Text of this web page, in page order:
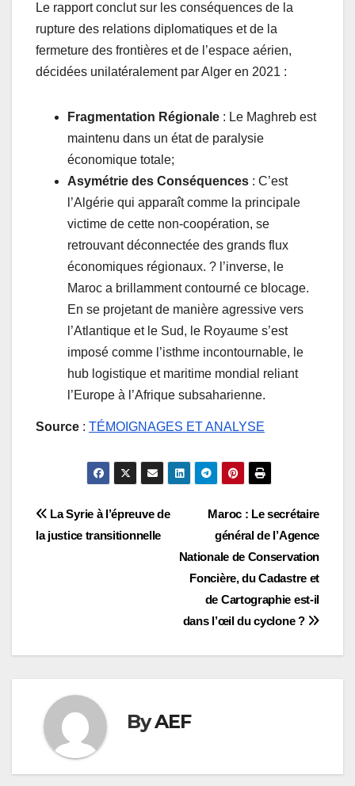
Le rapport conclut sur les conséquences de la
rupture des relations diplomatiques et de la
fermeture des frontières et de l’espace aérien,
décidées unilatéralement par Alger en 2021 :
Fragmentation Régionale : Le Maghreb est
maintenu dans un état de paralysie
économique totale;
Asymétrie des Conséquences : C’est
l’Algérie qui apparaît comme la principale
victime de cette non-coopération, se
retrouvant déconnectée des grands flux
économiques régionaux. ? l’inverse, le
Maroc a brillamment contourné ce blocage.
En se projetant de manière agressive vers
l’Atlantique et le Sud, le Royaume s’est
imposé comme l’isthme incontournable, le
hub logistique et maritime mondial reliant
l’Europe à l’Afrique subsaharienne.
Source : TÉMOIGNAGES ET ANALYSE
Navigation
de
Maroc : Le secrétaire
général de l’Agence
Nationale de Conservation
Foncière, du Cadastre et
de Cartographie est-il
dans l’œil du cyclone ?
La Syrie à l’épreuve de
la justice transitionnelle
ByAEF